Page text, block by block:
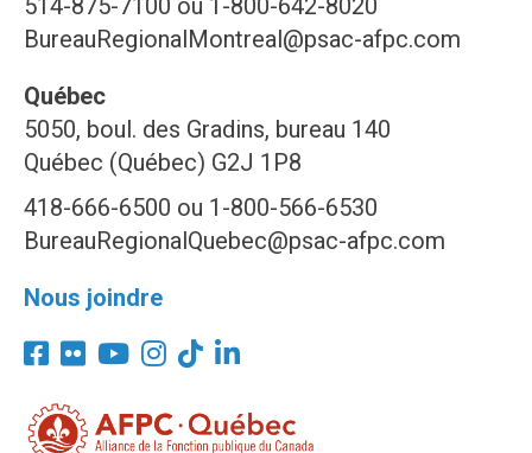
514-875-7100 ou 1-800-642-8020
BureauRegionalMontreal@psac-afpc.com
Québec
5050, boul. des Gradins, bureau 140
Québec (Québec) G2J 1P8
418-666-6500 ou 1-800-566-6530
BureauRegionalQuebec@psac-afpc.com
Nous joindre